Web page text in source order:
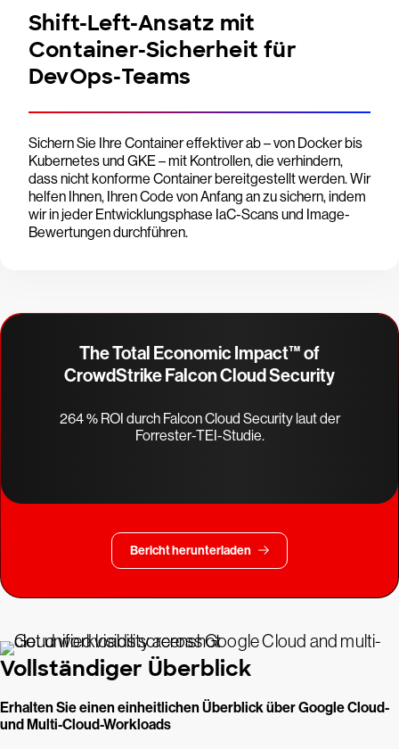
Shift-Left-Ansatz mit
Container-Sicherheit für
DevOps-Teams
Sichern Sie Ihre Container effektiver ab – von Docker bis
Kubernetes und GKE – mit Kontrollen, die verhindern,
dass nicht konforme Container bereitgestellt werden. Wir
helfen Ihnen, Ihren Code von Anfang an zu sichern, indem
wir in jeder Entwicklungsphase IaC-Scans und Image-
Bewertungen durchführen.
The Total Economic Impact™ of
CrowdStrike Falcon Cloud Security
264 % ROI durch Falcon Cloud Security laut der
Forrester-TEI-Studie.
Bericht herunterladen
Vollständiger Überblick
Erhalten Sie einen einheitlichen Überblick über Google Cloud-
und Multi-Cloud-Workloads